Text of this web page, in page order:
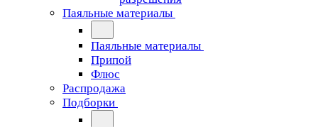
Паяльные материалы
Паяльные материалы
Припой
Флюс
Распродажа
Подборки